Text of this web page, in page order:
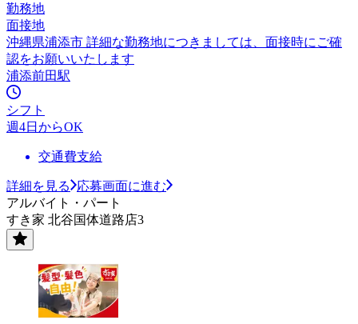
勤務地
面接地
沖縄県浦添市 詳細な勤務地につきましては、面接時にご確
認をお願いいたします
浦添前田駅
シフト
週4日からOK
交通費支給
詳細を見る
応募画面に進む
アルバイト・パート
すき家 北谷国体道路店3